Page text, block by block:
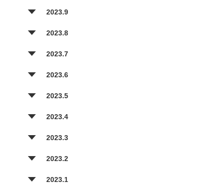
2023.9
2023.8
2023.7
2023.6
2023.5
2023.4
2023.3
2023.2
2023.1